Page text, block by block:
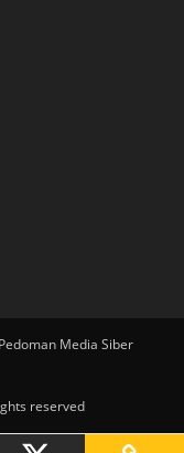
Pedoman Media Siber
reserved